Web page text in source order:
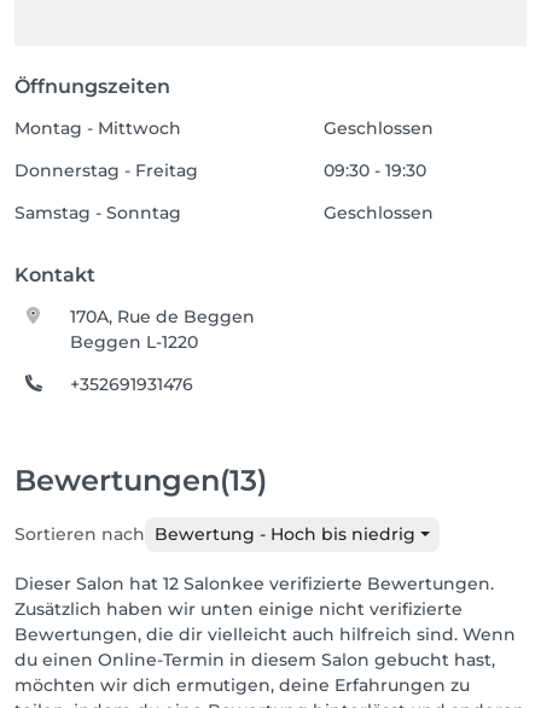
Öffnungszeiten
Montag - Mittwoch
Geschlossen
Donnerstag - Freitag
09:30 - 19:30
Samstag - Sonntag
Geschlossen
Kontakt
170A, Rue de Beggen
Beggen L-1220
+352691931476
Bewertungen(13)
Sortieren nach Bewertung - Hoch bis niedrig
Dieser Salon hat 12 Salonkee verifizierte Bewertungen.
Zusätzlich haben wir unten einige nicht verifizierte
Bewertungen, die dir vielleicht auch hilfreich sind. Wenn
du einen Online-Termin in diesem Salon gebucht hast,
möchten wir dich ermutigen, deine Erfahrungen zu